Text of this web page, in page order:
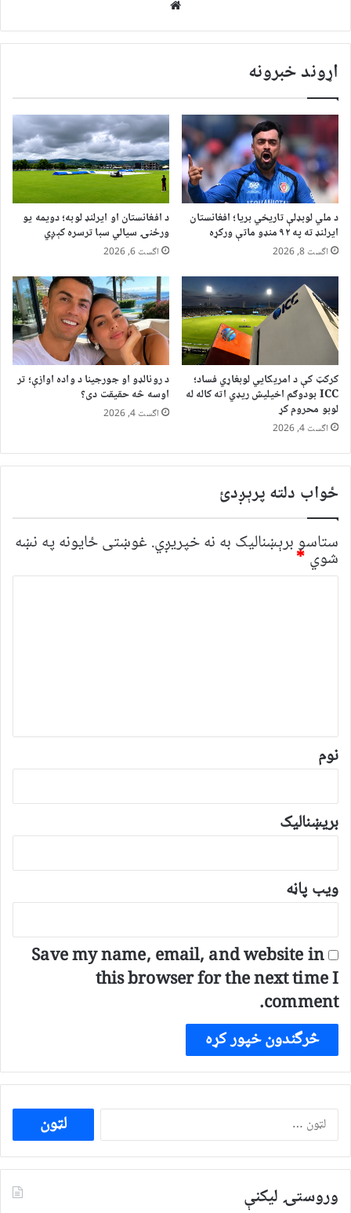
اړوند خبرونه
د ملي لوبډلې تاریخي بریا؛ افغانستان
ایرلنډ ته په ۹۲ منډو ماتې ورکړه
اگست 8, 2026
د افغانستان او ایرلنډ لوبه؛ دویمه یو
ورځنۍ سیالي سبا ترسره کېږي
اگست 6, 2026
کرکټ کې د امریکايي لوبغاړي فساد؛
ICC بودوګم اخیلیش ریډي اته کاله له
لوبو محروم کړ
اگست 4, 2026
د رونالډو او جورجینا د واده اوازې؛ تر
اوسه څه حقیقت دی؟
اگست 4, 2026
ځواب دلته پرېږدئ
ستاسو برېښناليک به نه خپريږي. غوښتى ځایونه په نښه
شوي *
*
نوم
بریښنالیک
ویب پاڼه
Save my name, email, and website in
this browser for the next time I
comment.
ددی
لپاره
لټون:
وروستۍ ليکنې